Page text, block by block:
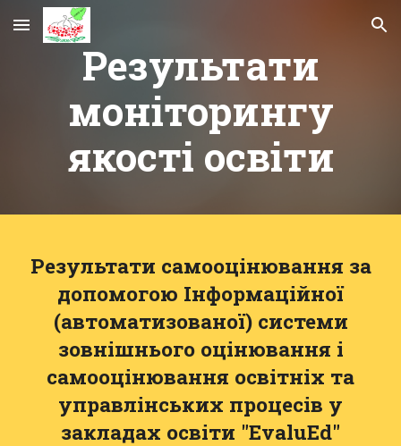
Skip to main content Skip to navigation
Результати
моніторингу
якості освіти
Результати самооцінювання за
допомогою Інформаційної
(автоматизованої) системи
зовнішнього оцінювання і
самооцінювання освітніх та
управлінських процесів у
закладах освіти "EvaluEd"